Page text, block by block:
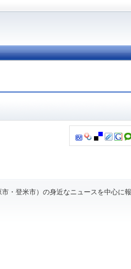
・登米市）の身近なニュースを中心に